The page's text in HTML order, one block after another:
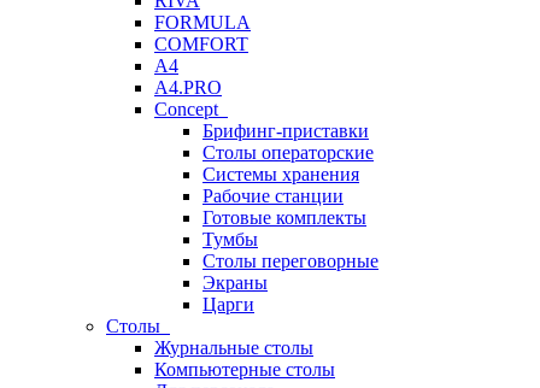
FORMULA
COMFORT
A4
A4.PRO
Concept
Брифинг-приставки
Столы операторские
Системы хранения
Рабочие станции
Готовые комплекты
Тумбы
Столы переговорные
Экраны
Царги
Столы
Журнальные столы
Компьютерные столы